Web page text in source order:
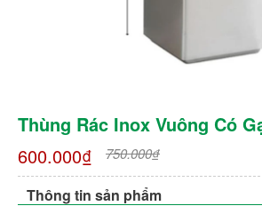
Thùng Rác Inox Vuông Có
600.000₫
750.000₫
Thông tin sản phẩm